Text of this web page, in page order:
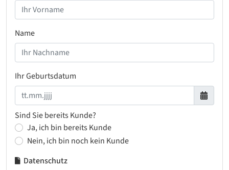
Name
Ihr Geburtsdatum
Sind Sie bereits Kunde?
Ja, ich bin bereits Kunde
Nein, ich bin noch kein Kunde
Datenschutz